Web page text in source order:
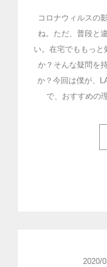
コロナウィルスの
ね。ただ、普段と
い。在宅でももっと
か？そんな疑問を
か？今回は僕が、
で、おすすめの
2020/